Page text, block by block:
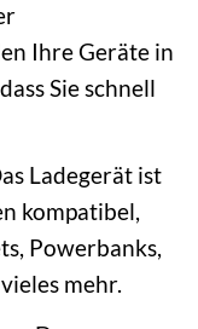
Ihre Geräte in
Sie schnell
Ladegerät ist
kompatibel,
Powerbanks,
mehr.